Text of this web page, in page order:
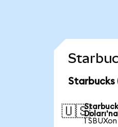
Starbucks
🇺🇸Doları'na
1